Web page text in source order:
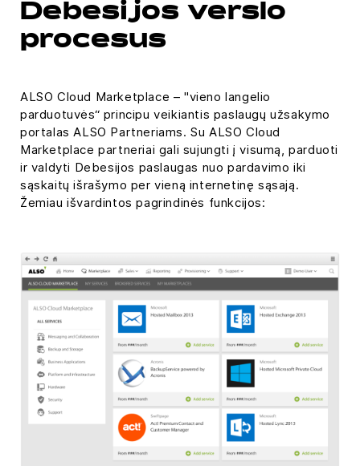
Debesijos verslo
procesus
ALSO Cloud Marketplace – "vieno langelio
parduotuvės“ principu veikiantis paslaugų užsakymo
portalas ALSO Partneriams. Su ALSO Cloud
Marketplace partneriai gali sujungti į visumą, parduoti
ir valdyti Debesijos paslaugas nuo pardavimo iki
sąskaitų išrašymo per vieną internetinę sąsają.
Žemiau išvardintos pagrindinės funkcijos: